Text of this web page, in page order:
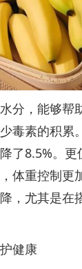
分，能够帮
毒素的积累
了8.5%。更
体重控制更
，尤其是在
健康